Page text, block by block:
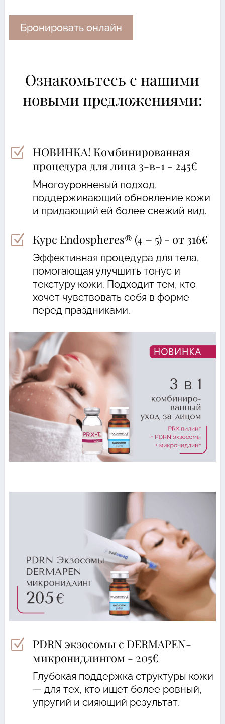
Бронировать онлайн
Ознакомьтесь с нашими
новыми предложениями:
Z НОВИНКА! Комбинированная
процедура для лица 3-в-1 - 245€
Многоуровневый подход,
поддерживающий обновление кожи
и придающий ей более свежий вид.
Z Курс Endospheres® (4 = 5) - от 316€
Эффективная процедура для тела,
помогающая улучшить тонус и
текстуру кожи. Подходит тем, кто
хочет чувствовать себя в форме
перед праздниками.
Z PDRN экзосомы с DERMAPEN-
микронидлингом - 205€
Глубокая поддержка структуры кожи
— для тех, кто ищет более ровный,
упругий и сияющий результат.